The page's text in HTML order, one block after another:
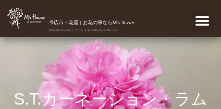
帯広市・花屋 | お花の事ならM's flower
帯広市のお花屋さんM's flowerです。フラワーギフトなどあなたの気持ちを真心こめて宅配いたします。
S.T.カーネーション・ラム